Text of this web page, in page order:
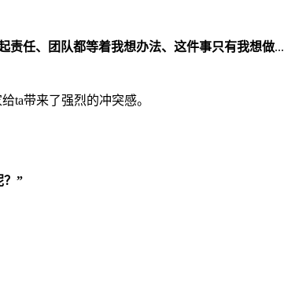
责任、团队都等着我想办法、这件事只有我想做...
ta带来了强烈的冲突感。
”